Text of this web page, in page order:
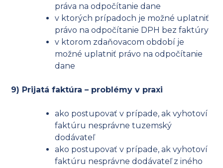
práva na odpočítanie dane
v ktorých prípadoch je možné uplatniť
právo na odpočítanie DPH bez faktúry
v ktorom zdaňovacom období je
možné uplatniť právo na odpočítanie
dane
9) Prijatá faktúra – problémy v praxi
ako postupovať v prípade, ak vyhotoví
faktúru nesprávne tuzemský
dodávateľ
ako postupovať v prípade, ak vyhotoví
faktúru nesprávne dodávateľ z iného